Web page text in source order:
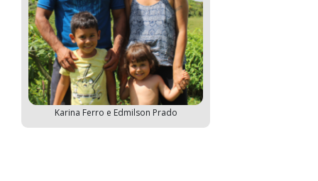
Karina Ferro e Edmilson Prado